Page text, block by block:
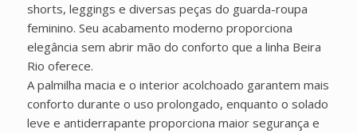
shorts, leggings e diversas peças do guarda-roupa
feminino. Seu acabamento moderno proporciona
elegância sem abrir mão do conforto que a linha Beira
Rio oferece.
A palmilha macia e o interior acolchoado garantem mais
conforto durante o uso prolongado, enquanto o solado
leve e antiderrapante proporciona maior segurança e